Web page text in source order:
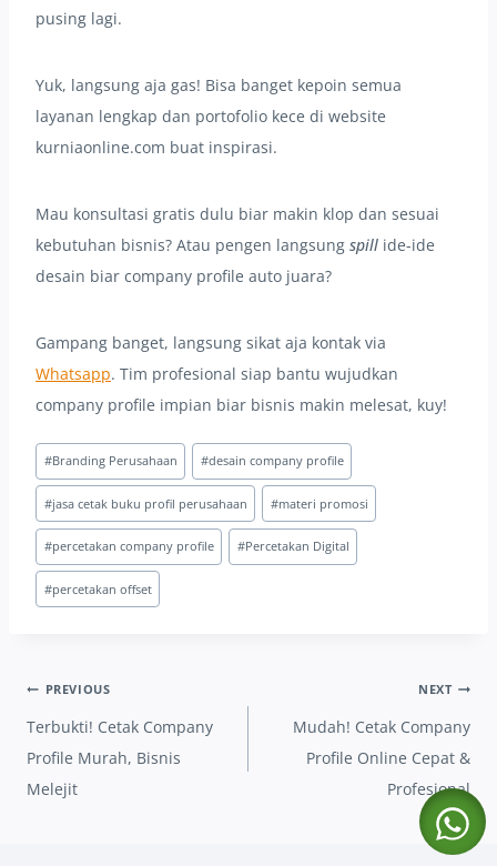
pusing lagi.
Yuk, langsung aja gas! Bisa banget kepoin semua
layanan lengkap dan portofolio kece di website
kurniaonline.com buat inspirasi.
Mau konsultasi gratis dulu biar makin klop dan sesuai
kebutuhan bisnis? Atau pengen langsung spill ide-ide
desain biar company profile auto juara?
Gampang banget, langsung sikat aja kontak via
Whatsapp. Tim profesional siap bantu wujudkan
company profile impian biar bisnis makin melesat, kuy!
Post
Tags:
#Branding Perusahaan #desain company profile
#jasa cetak buku profil perusahaan #materi promosi
#percetakan company profile #Percetakan Digital
#percetakan offset
PostPREVIOUS
Terbukti! Cetak Company
Profile Murah, Bisnis
Melejit
NEXT
Mudah! Cetak Company
Profile Online Cepat &
Profesional